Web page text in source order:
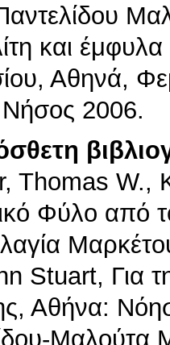
και
Αθηνά,
2006.
Thomas W.,
Φύλο από
Stuart, Για
Αθήνα:
Μαλούτα